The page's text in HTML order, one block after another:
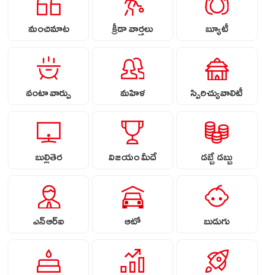
మంచిమాట క్రీడా వార్తలు బ్యూటీ
వంటా వార్పు మహిళ స్పిరిచ్యువాలిటీ
బుల్లితెర విజయం మీదే డబ్బే డబ్బు
ఎన్ఆర్ఐ ఆటో బుడుగు